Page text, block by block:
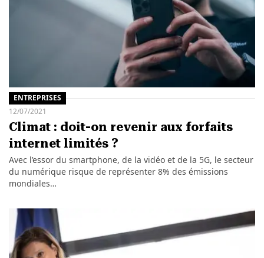
ENTREPRISES
12/07/2021
Climat : doit-on revenir aux forfaits
internet limités ?
Avec l’essor du smartphone, de la vidéo et de la 5G, le secteur
du numérique risque de représenter 8% des émissions
mondiales…